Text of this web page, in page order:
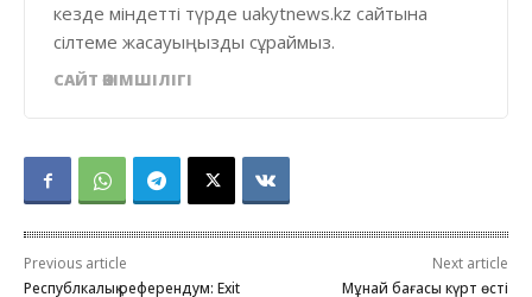
кезде міндетті түрде uakytnews.kz сайтына
сілтеме жасауыңызды сұраймыз.
САЙТ ӘКІМШІЛІГІ
Previous article
Республкалық референдум: Exit
Next article
Мұнай бағасы күрт өсті